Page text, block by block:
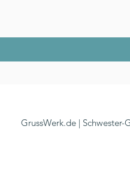
GrussWerk.de |